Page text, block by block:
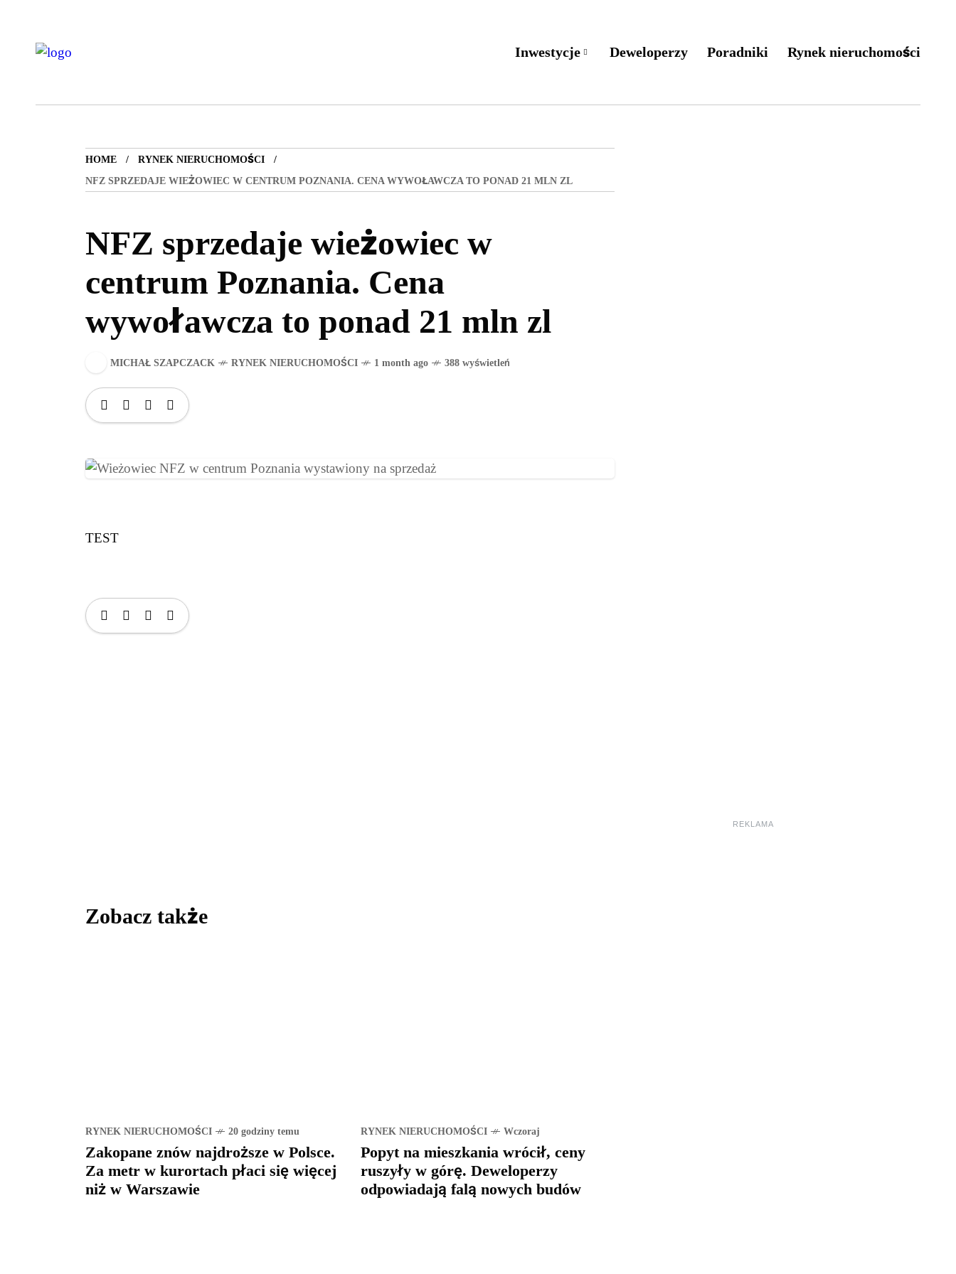
Inwestycje Deweloperzy Poradniki Rynek nieruchomości
HOME
RYNEK NIERUCHOMOŚCI
NFZ SPRZEDAJE WIEŻOWIEC W CENTRUM POZNANIA. CENA WYWOŁAWCZA TO PONAD 21 MLN ZL
NFZ sprzedaje wieżowiec w
centrum Poznania. Cena
wywoławcza to ponad 21 mln zl
MICHAŁ SZAPCZACK RYNEK NIERUCHOMOŚCI 1 month ago 388 wyświetleń
TEST
Zobacz także
RYNEK NIERUCHOMOŚCI 20 godziny temu
Zakopane znów najdroższe w Polsce.
Za metr w kurortach płaci się więcej
niż w Warszawie
RYNEK NIERUCHOMOŚCI Wczoraj
Popyt na mieszkania wrócił, ceny
ruszyły w górę. Deweloperzy
odpowiadają falą nowych budów
REKLAMA